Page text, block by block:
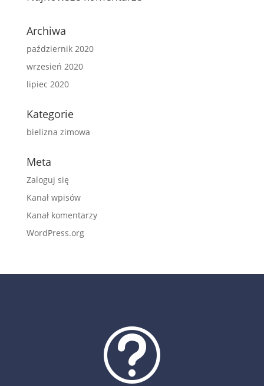
Archiwa
październik 2020
wrzesień 2020
lipiec 2020
Kategorie
bielizna zimowa
Meta
Zaloguj się
Kanał wpisów
Kanał komentarzy
WordPress.org
t